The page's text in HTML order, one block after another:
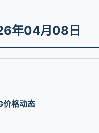
年04月08日
价格动态